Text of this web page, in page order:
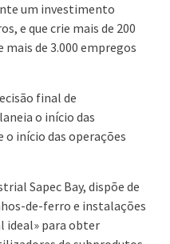
um investimento
e que crie mais de 200
de 3.000 empregos
final de
o início das
o início das operações
Sapec Bay, dispõe de
de-ferro e instalações
ideal» para obter